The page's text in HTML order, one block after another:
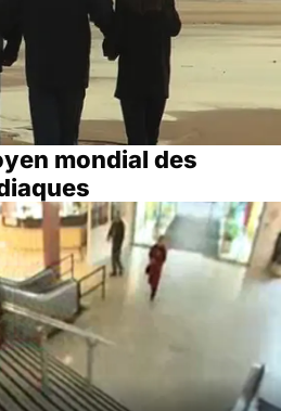
mondial des